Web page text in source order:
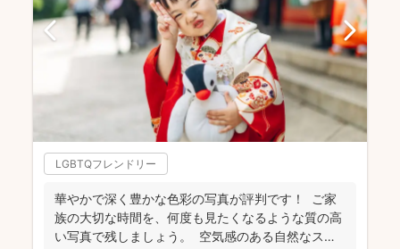
LGBTQフレンドリー
華やかで深く豊かな色彩の写真が評判です！ ご家
族の大切な時間を、何度も見たくなるような質の高
い写真で残しましょう。 空気感のある自然なスナ